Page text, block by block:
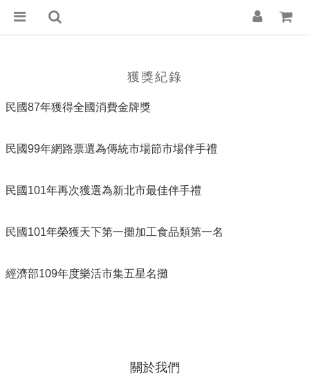
獲獎紀錄
民國87年獲得全國消費金牌獎
民國99年網路票選為傳統市場節市場伴手禮
民國101年再次獲選為新北市最佳伴手禮
民國101年榮獲天下第一攤加工食品類第一名
經濟部109年度樂活市集五星名攤
關於我們